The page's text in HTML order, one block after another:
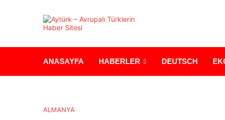
ANASAYFA HABERLER DEUTSCH
ALMANYA